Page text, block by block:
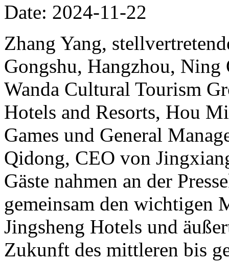
Date: 2024-11-22
Zhang Yang,
Gongshu, Hangzhou,
Wanda Cultural Tourism
Hotels and Resorts, Hou
Games und General
Qidong, CEO von
Gäste nahmen an der
gemeinsam den wichtigen
Jingsheng Hotels und
Zukunft des mittleren bis